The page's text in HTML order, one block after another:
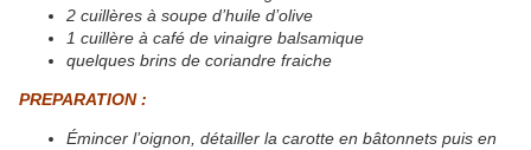
2 cuillères à soupe d’huile d’olive
1 cuillère à café de vinaigre balsamique
quelques brins de coriandre fraiche
PREPARATION :
Émincer l’oignon , détailler la carotte en bâtonnets puis en